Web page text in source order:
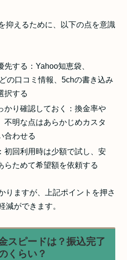
抑えるために、以下の点を意識
する：Yahoo知恵袋、
の口コミ情報、5chの書き込み
択する
かり確認しておく：換金率や
不明な点はあらかじめカスタ
合わせる
初回利用時は少額で試し、安
らためて希望額を依頼する
りますが、上記ポイントを押さ
減ができます。
スピードは？振込完了
くらい？